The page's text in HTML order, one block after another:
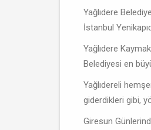
Yağlıdere
İstanbul
Yağlıdere
Belediyesi en
Yağlıdereli
giderdikleri gibi,
Giresun